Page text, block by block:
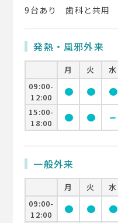
9台あり 歯科と共用
発熱・風邪外来
月 火 水
09:00-
12:00
circle circle circle
15:00-
18:00
circle circle remove
一般外来
月 火 水
09:00-
12:00
circle circle circle